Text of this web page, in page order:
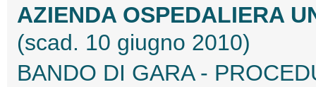
AZIENDA OSPEDALIERA
(scad. 10 giugno 2010)
BANDO DI GARA -